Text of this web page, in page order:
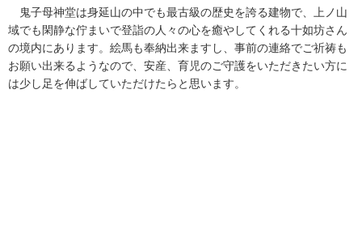
鬼子母神堂は身延山の中でも最古級の歴史を誇る建物で、上ノ山
域でも閑静な佇まいで登詣の人々の心を癒やしてくれる十如坊さん
の境内にあります。絵馬も奉納出来ますし、事前の連絡でご祈祷も
お願い出来るようなので、安産、育児のご守護をいただきたい方に
は少し足を伸ばしていただけたらと思います。